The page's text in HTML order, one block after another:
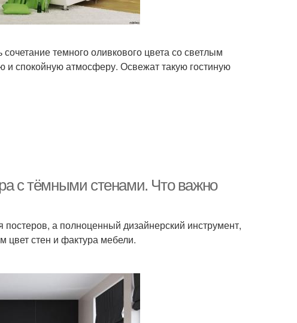
темного оливкового цвета со светлым
и спокойную атмосферу. Освежат такую гостиную
с тёмными стенами. Что важно
а полноценный дизайнерский инструмент,
цвет стен и фактура мебели.